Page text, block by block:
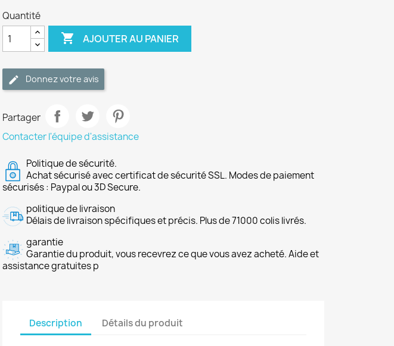
Quantité
 AJOUTER AU PANIER
Donnez votre avis
Partager
Contacter l'équipe d'assistance
Politique de sécurité.
Achat sécurisé avec certificat de sécurité SSL. Modes de paiement
sécurisés : Paypal ou 3D Secure.
politique de livraison
Délais de livraison spécifiques et précis. Plus de 71000 colis livrés.
garantie
Garantie du produit, vous recevrez ce que vous avez acheté. Aide et
assistance gratuites p
Description Détails du produit